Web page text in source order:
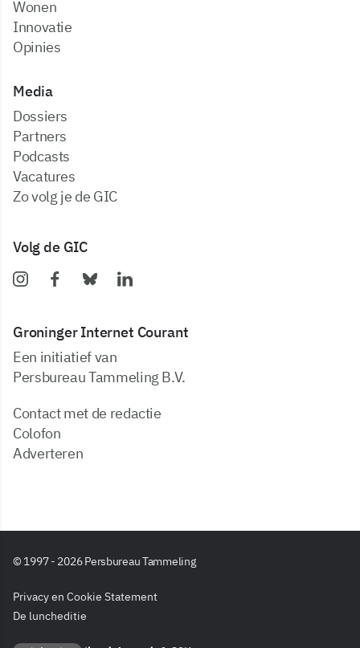
Wonen
Innovatie
Opinies
Media
dossiers
partners
podcasts
vacatures
zo volg je de GIC
Volg de GIC
Groninger Internet Courant
Een initiatief van
Persbureau Tammeling B.V.
Contact met de redactie
Colofon
Adverteren
© 1997 - 2026 Persbureau Tammeling
Privacy en Cookie Statement
De luncheditie